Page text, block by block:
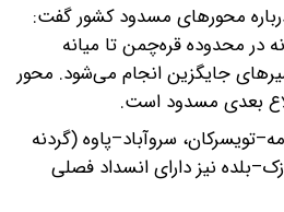
محورهای مسدود کشور گفت:
در محدوده قره‌چمن تا میانه
جایگزین انجام می‌شود. محور
بعدی مسدود است.
سروآباد–پاوه (گردنه
نیز دارای انسداد فصلی